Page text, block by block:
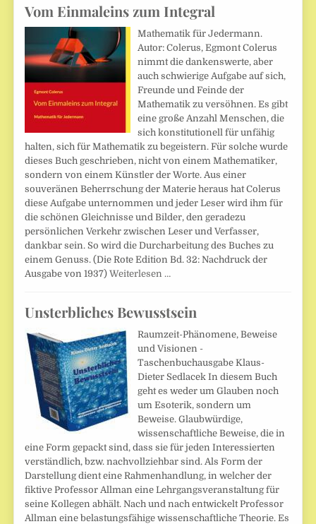
Vom Einmaleins zum Integral
Mathematik für Jedermann.
Autor: Colerus, Egmont Colerus
nimmt die dankenswerte, aber
auch schwierige Aufgabe auf sich,
Freunde und Feinde der
Mathematik zu versöhnen. Es gibt
eine große Anzahl Menschen, die
sich konstitutionell für unfähig
halten, sich für Mathematik zu begeistern. Für solche wurde
dieses Buch geschrieben, nicht von einem Mathematiker,
sondern von einem Künstler der Worte. Aus einer
souveränen Beherrschung der Materie heraus hat Colerus
diese Aufgabe unternommen und jeder Leser wird ihm für
die schönen Gleichnisse und Bilder, den geradezu
persönlichen Verkehr zwischen Leser und Verfasser,
dankbar sein. So wird die Durcharbeitung des Buches zu
einem Genuss. (Die Rote Edition Bd. 32: Nachdruck der
Ausgabe von 1937)Weiterlesen …
Unsterbliches Bewusstsein
Raumzeit-Phänomene, Beweise
und Visionen -
Taschenbuchausgabe Klaus-
Dieter Sedlacek In diesem Buch
geht es weder um Glauben noch
um Esoterik, sondern um
Beweise. Glaubwürdige,
wissenschaftliche Beweise, die in
eine Form gepackt sind, dass sie für jeden Interessierten
verständlich, bzw. nachvollziehbar sind. Als Form der
Darstellung dient eine Rahmenhandlung, in welcher der
fiktive Professor Allman eine Lehrgangsveranstaltung für
seine Kollegen abhält. Nach und nach entwickelt Professor
Allman eine belastungsfähige wissenschaftliche Theorie. Es